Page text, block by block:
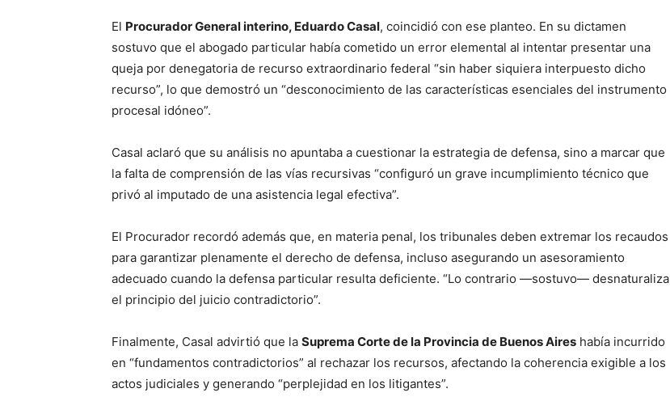
El Procurador General interino, Eduardo Casal, coincidió con ese planteo. En su dictamen
sostuvo que el abogado particular había cometido un error elemental al intentar presentar una
queja por denegatoria de recurso extraordinario federal “sin haber siquiera interpuesto dicho
recurso”, lo que demostró un “desconocimiento de las características esenciales del instrumento
procesal idóneo”.
Casal aclaró que su análisis no apuntaba a cuestionar la estrategia de defensa, sino a marcar que
la falta de comprensión de las vías recursivas “configuró un grave incumplimiento técnico que
privó al imputado de una asistencia legal efectiva”.
El Procurador recordó además que, en materia penal, los tribunales deben extremar los recaudos
para garantizar plenamente el derecho de defensa, incluso asegurando un asesoramiento
adecuado cuando la defensa particular resulta deficiente. “Lo contrario —sostuvo— desnaturaliza
el principio del juicio contradictorio”.
Finalmente, Casal advirtió que la Suprema Corte de la Provincia de Buenos Aires había incurrido
en “fundamentos contradictorios” al rechazar los recursos, afectando la coherencia exigible a los
actos judiciales y generando “perplejidad en los litigantes”.